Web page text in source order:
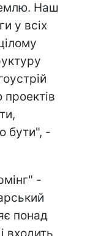
Наш
у всіх
проектів
бути", -
-
понад